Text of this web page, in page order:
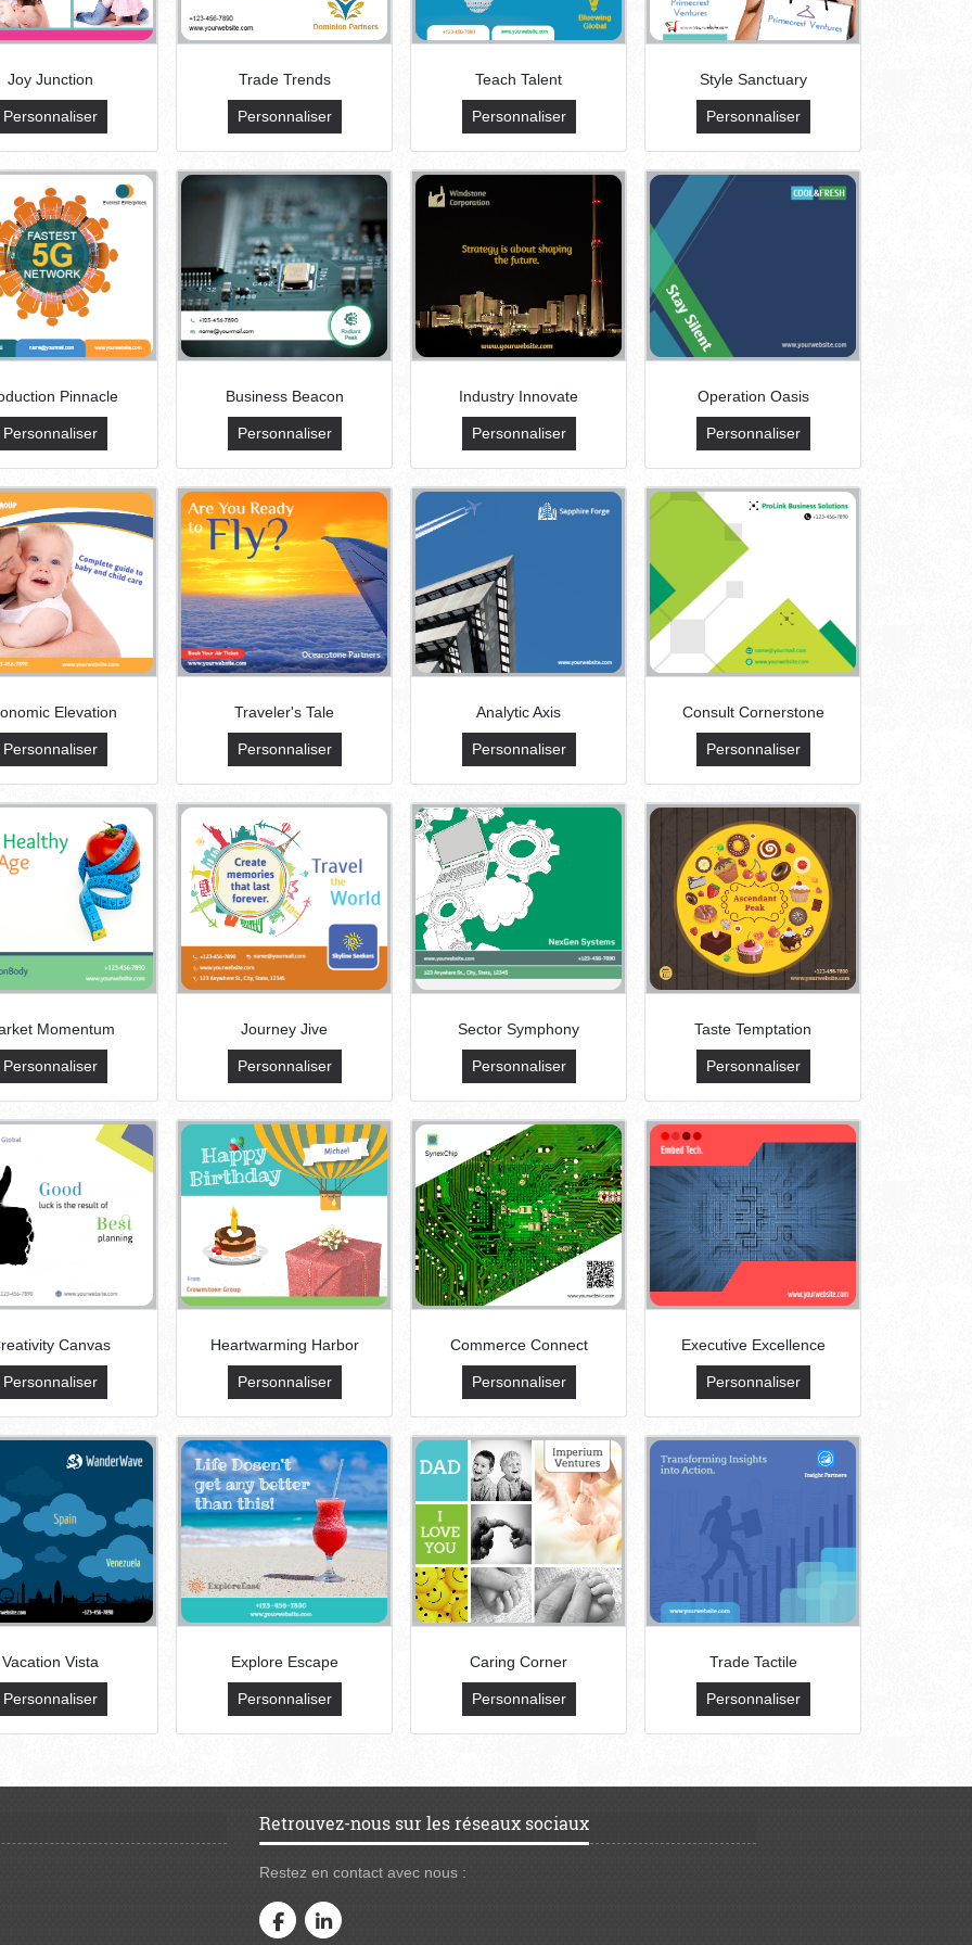
Joy Junction
Personnaliser
Trade Trends
Personnaliser
Teach Talent
Personnaliser
Style Sanctuary
Personnaliser
Pinnacle
Personnaliser
Business Beacon
Personnaliser
Industry Innovate
Personnaliser
Operation Oasis
Personnaliser
Elevation
Personnaliser
Traveler's Tale
Personnaliser
Analytic Axis
Personnaliser
Consult Cornerstone
Personnaliser
Momentum
Personnaliser
Journey Jive
Personnaliser
Sector Symphony
Personnaliser
Taste Temptation
Personnaliser
Canvas
Personnaliser
Heartwarming Harbor
Personnaliser
Commerce Connect
Personnaliser
Executive Excellence
Personnaliser
Vacation Vista
Personnaliser
Explore Escape
Personnaliser
Caring Corner
Personnaliser
Trade Tactile
Personnaliser
Retrouvez-nous sur les réseaux sociaux
Restez en contact avec nous :